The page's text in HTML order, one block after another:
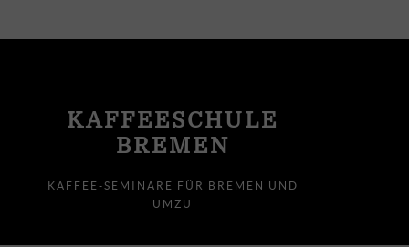
KAFFEESCHULE
BREMEN
KAFFEE-SEMINARE FÜR BREMEN UND
UMZU